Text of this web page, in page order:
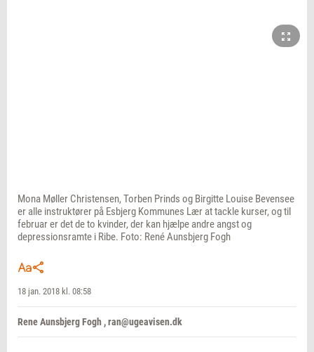
Mona Møller Christensen, Torben Prinds og Birgitte Louise Bevensee
er alle instruktører på Esbjerg Kommunes Lær at tackle kurser, og til
februar er det de to kvinder, der kan hjælpe andre angst og
depressionsramte i Ribe. Foto: René Aunsbjerg Fogh
18 jan. 2018 kl. 08:58
Rene Aunsbjerg Fogh , ran@ugeavisen.dk